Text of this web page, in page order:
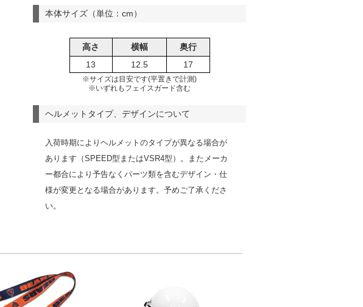
本体サイズ（単位：cm）
高さ 横幅
奥行
13
12.5 17
※サイズは目安です(平置きで計測)
※いずれもフェイスガード含む
ヘルメットタイプ、デザインについて
入荷時期によりヘルメットのタイプが異なる場合が
あります（SPEED型またはVSR4型）。またメーカ
ー都合により予告なくパーツ類を含むデザイン・仕
様が変更となる場合があります。予めご了承くださ
い。